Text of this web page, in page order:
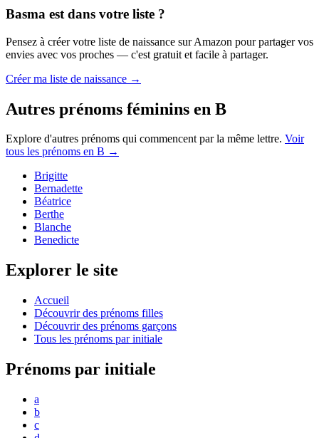
Basma est dans votre liste ?
Pensez à créer votre liste de naissance sur Amazon pour partager vos
envies avec vos proches — c'est gratuit et facile à partager.
Créer ma liste de naissance →
Autres prénoms féminins en B
Explore d'autres prénoms qui commencent par la même lettre. Voir
tous les prénoms en B →
Brigitte
Bernadette
Béatrice
Berthe
Blanche
Benedicte
Explorer le site
Accueil
Découvrir des prénoms filles
Découvrir des prénoms garçons
Tous les prénoms par initiale
Prénoms par initiale
a
b
c